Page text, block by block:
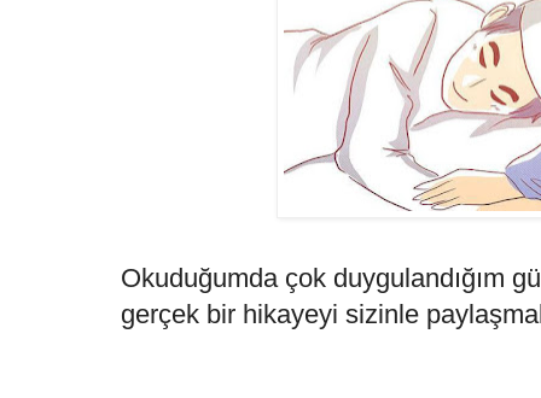
Okuduğumda çok duygulandığım
gerçek bir hikayeyi sizinle